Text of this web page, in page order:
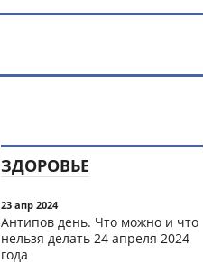
ЗДОРОВЬЕ
23 апр 2024
Антипов день. Что можно и что
нельзя делать 24 апреля 2024
года